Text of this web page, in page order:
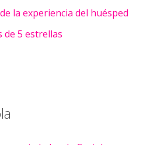
la experiencia del huésped
de 5 estrellas